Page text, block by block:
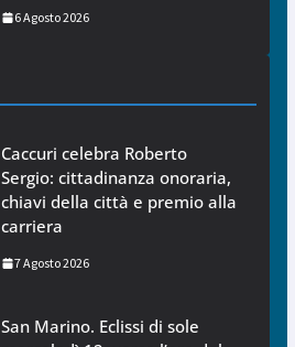
6 Agosto 2026
Caccuri celebra Roberto
Sergio: cittadinanza onoraria,
chiavi della città e premio alla
carriera
7 Agosto 2026
San Marino. Eclissi di sole